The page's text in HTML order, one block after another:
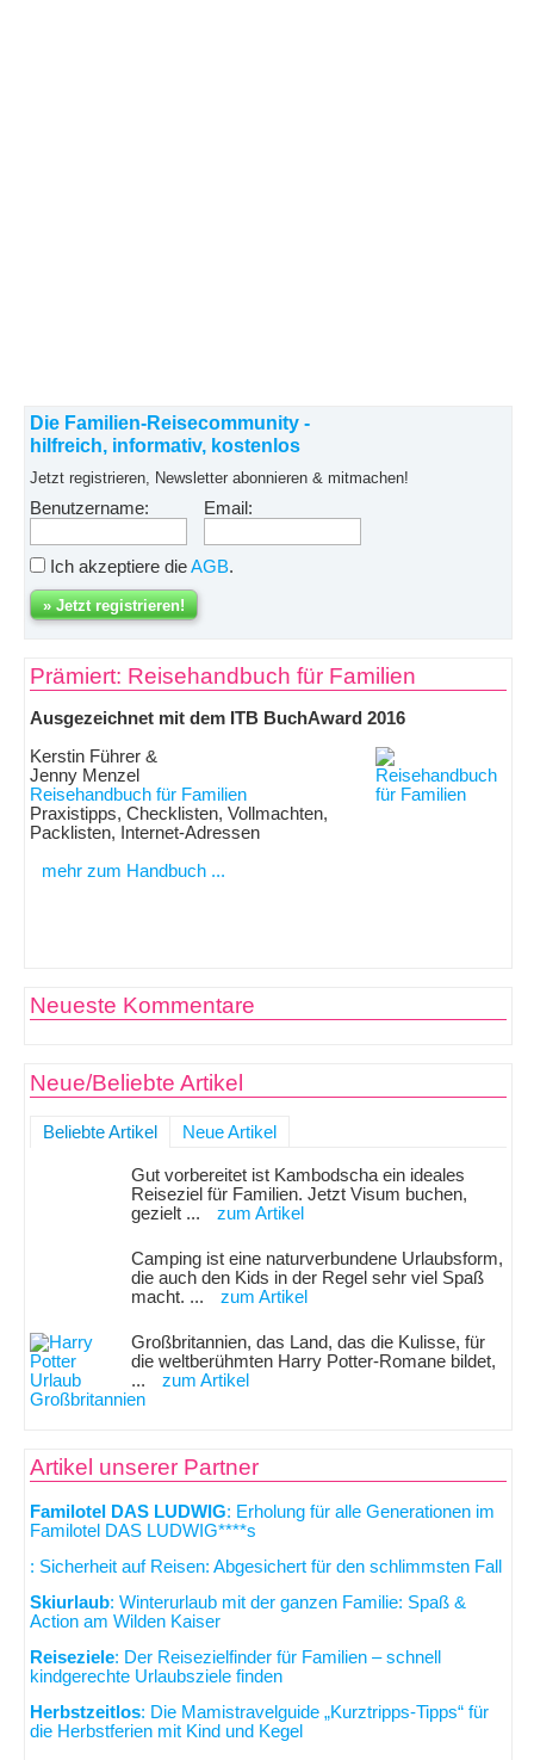
Die Familien-Reisecommunity -
hilfreich, informativ, kostenlos
Jetzt registrieren, Newsletter abonnieren & mitmachen!
Benutzername: Email:
Ich akzeptiere dieAGB.
Prämiert: Reisehandbuch für Familien
Ausgezeichnet mit dem ITB BuchAward 2016
Kerstin Führer &
Jenny Menzel
Reisehandbuch für Familien
Praxistipps, Checklisten, Vollmachten,
Packlisten, Internet-Adressen
mehr zum Handbuch ...
Neueste Kommentare
Neue/Beliebte Artikel
Beliebte Artikel Neue Artikel
Gut vorbereitet ist Kambodscha ein ideales
Reiseziel für Familien. Jetzt Visum buchen,
gezielt ...
zum Artikel
Camping ist eine naturverbundene Urlaubsform,
die auch den Kids in der Regel sehr viel Spaß
macht. ...
zum Artikel
Großbritannien, das Land, das die Kulisse, für
die weltberühmten Harry Potter-Romane bildet,
...
zum Artikel
Artikel unserer Partner
Familotel DAS LUDWIG: Erholung für alle Generationen im
Familotel DAS LUDWIG****s
: Sicherheit auf Reisen: Abgesichert für den schlimmsten Fall
Skiurlaub: Winterurlaub mit der ganzen Familie: Spaß &
Action am Wilden Kaiser
Reiseziele: Der Reisezielfinder für Familien – schnell
kindgerechte Urlaubsziele finden
Herbstzeitlos: Die Mamistravelguide „Kurztripps-Tipps“ für
die Herbstferien mit Kind und Kegel